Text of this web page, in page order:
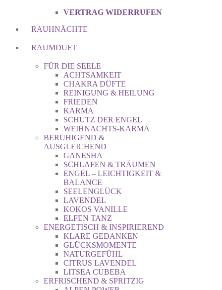
VERTRAG WIDERRUFEN
RAUHNÄCHTE
RAUMDUFT
FÜR DIE SEELE
ACHTSAMKEIT
CHAKRA DÜFTE
REINIGUNG & HEILUNG
FRIEDEN
KARMA
SCHUTZ DER ENGEL
WEIHNACHTS-KARMA
BERUHIGEND &
AUSGLEICHEND
GANESHA
SCHLAFEN & TRÄUMEN
ENGEL – LEICHTIGKEIT &
BALANCE
SEELENGLÜCK
LAVENDEL
KOKOS VANILLE
ELFEN TANZ
ENERGETISCH & INSPIRIEREND
KLARE GEDANKEN
GLÜCKSMOMENTE
NATURGEFÜHL
CITRUS LAVENDEL
LITSEA CUBEBA
ERFRISCHEND & SPRITZIG